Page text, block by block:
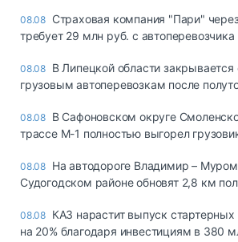
08.08 Страховая компания "Пари"
требует 29 млн руб. с автоперевозчика
08.08 В Липецкой области
грузовым автоперевозкам после
08.08 В Сафоновском округе
трассе М-1 полностью выгорел
08.08 На автодороге Владимир –
Судогодском районе обновят 2,8 км
08.08 КАЗ нарастит выпуск стартерных
на 20% благодаря инвестициям в 380